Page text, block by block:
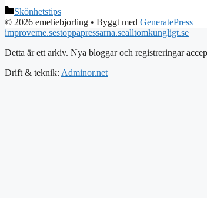
Kategorier
Skönhetstips
© 2026 emeliebjorling • Byggt med GeneratePress
improveme.sestoppapressarna.sealltomkungligt.se
Detta är ett arkiv. Nya bloggar och registreringar
Drift & teknik: Adminor.net